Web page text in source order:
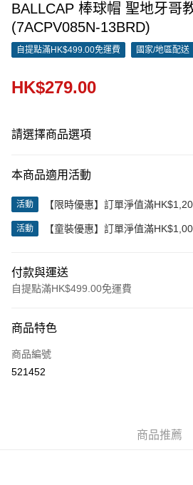
BALLCAP 棒球帽 聖地牙哥
(7ACPV085N-13BRD)
自提點滿HK$499.00免運費 國家/地區配送
HK$279.00
請選擇商品選項
本商品適用活動
活動
【限時優惠】訂單淨值滿
活動
【童裝優惠】訂單淨值滿
付款與運送
自提點滿HK$499.00免運費
信用卡
Apple Pay
商品特色
商品編號
521452
商品推薦